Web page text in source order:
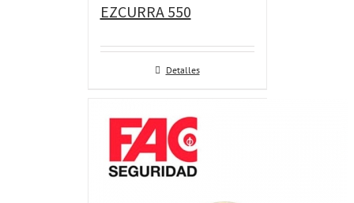
EZCURRA 550
Detalles